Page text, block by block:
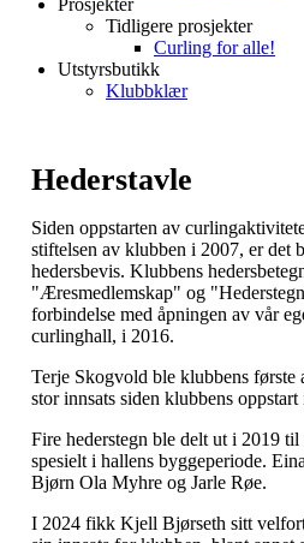
Prosjekter
Tidligere prosjekter
Curling for alle!
Utstyrsbutikk
Klubbklær
Hederstavle
Siden oppstarten av
stiftelsen av klubben i 2007, er det
hedersbevis. Klubbens
"Æresmedlemskap" og
forbindelse med åpningen av vår
curlinghall, i 2016.
Terje Skogvold ble klubbens første
stor innsats siden klubbens
Fire hederstegn ble delt ut i 2019
spesielt i hallens byggeperiode.
Bjørn Ola Myhre og Jarle Røe.
I 2024 fikk Kjell Bjørseth sitt